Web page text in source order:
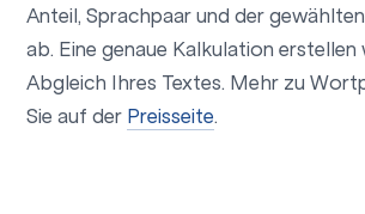
Anteil, Sprachpaar und der
ab. Eine genaue Kalkulation erstellen
Abgleich Ihres Textes. Mehr zu
Sie auf der Preisseite.